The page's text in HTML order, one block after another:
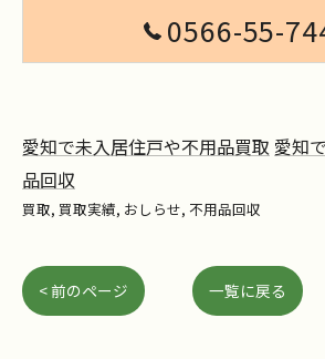
0566-55-
愛知で未入居住戸や不用品買取 愛知
品回収
買取 買取実績 おしらせ 不用品回収
< 前のページ 一覧に戻る